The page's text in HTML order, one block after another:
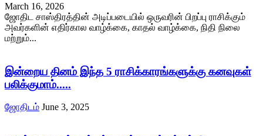
March 16, 2026
ஜோதிட சாஸ்திரத்தின் அடிப்படையில் ஒருவரின் பிறப்பு ராசிக்கும்
அவர்களின் எதிர்கால வாழ்க்கை, காதல் வாழ்க்கை, நிதி நிலை
மற்றும்...
இன்றைய தினம் இந்த 5 ராசிக்காரங்களுக்கு கனவுகள்
பலிக்குமாம்.....
ஜோதிடம் June 3, 2025